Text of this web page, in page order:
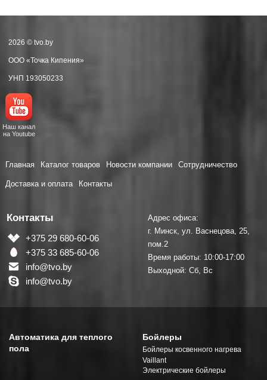
2026 © tvo.by
ООО «Точка Кипения»
УНП 193050233
Наш канал
на Youtube
Главная Каталог товаров Новости компании Сотрудничество
Доставка и оплата Контакты
Контакты
+375 29 680-60-06
+375 33 685-60-06
info@tvo.by
info@tvo.by
Адрес офиса:
г. Минск, ул. Васнецова, 25,
пом.2
Время работы: 10:00-17:00
Выходной: Сб, Вс
Автоматика для теплого
пола
Бойлеры
Бойлеры косвенного нагрева
Vaillant
Электрические бойлеры